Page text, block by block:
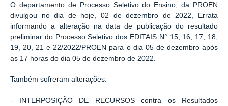
O departamento de Processo Seletivo do Ensino, da PROEN
divulgou no dia de hoje, 02 de dezembro de 2022, Errata
informando a alteração na data de publicação do resultado
preliminar do Processo Seletivo dos EDITAIS N° 15, 16, 17, 18,
19, 20, 21 e 22/2022/PROEN para o dia 05 de dezembro após
as 17 horas do dia 05 de dezembro de 2022.
Também sofreram alterações:
- INTERPOSIÇÃO DE RECURSOS contra os Resultados